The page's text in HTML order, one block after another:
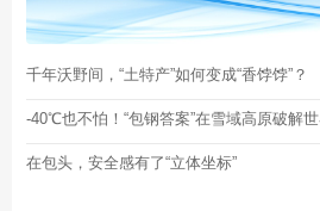
千年沃野间，“土特产”如何变成“香饽饽”？
-40℃也不怕！“包钢答案”在雪域高原破解
在包头，安全感有了“立体坐标”